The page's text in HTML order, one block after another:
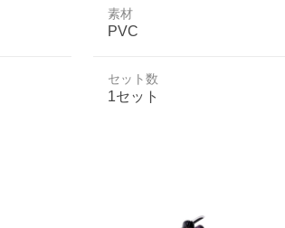
素材
PVC
セット数
1セット